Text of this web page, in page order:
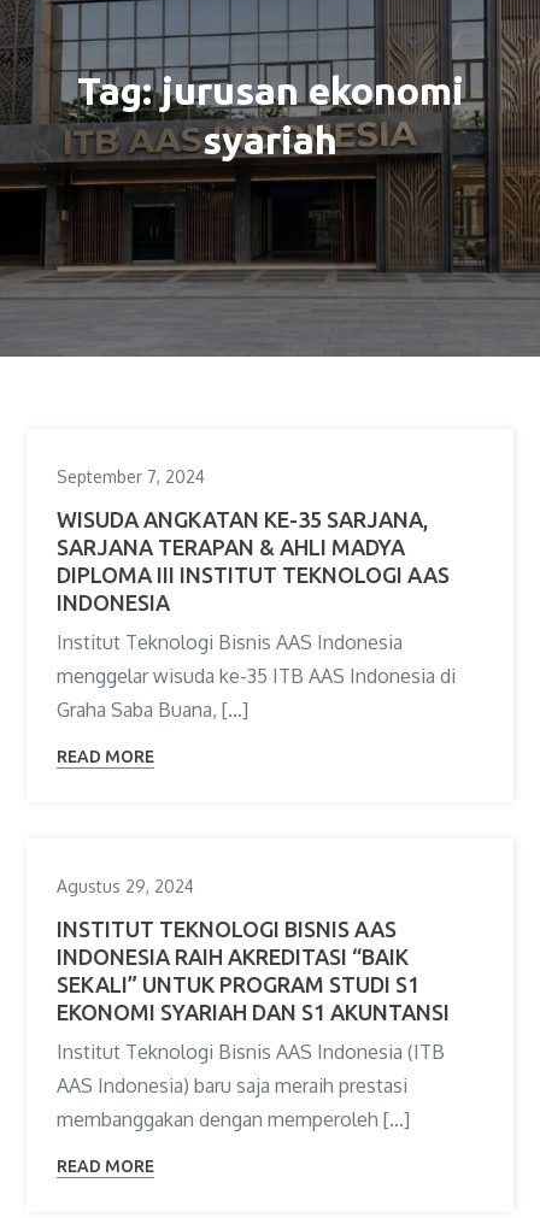
Tag:jurusan ekonomi
syariah
September 7, 2024
WISUDA ANGKATAN KE-35 SARJANA,
SARJANA TERAPAN & AHLI MADYA
DIPLOMA III INSTITUT TEKNOLOGI AAS
INDONESIA
Institut Teknologi Bisnis AAS Indonesia
menggelar wisuda ke-35 ITB AAS Indonesia di
Graha Saba Buana, […]
READ MORE
Agustus 29, 2024
INSTITUT TEKNOLOGI BISNIS AAS
INDONESIA RAIH AKREDITASI “BAIK
SEKALI” UNTUK PROGRAM STUDI S1
EKONOMI SYARIAH DAN S1 AKUNTANSI
Institut Teknologi Bisnis AAS Indonesia (ITB
AAS Indonesia) baru saja meraih prestasi
membanggakan dengan memperoleh […]
READ MORE